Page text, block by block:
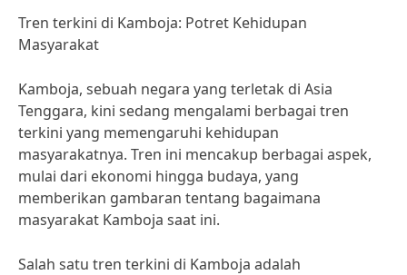
Tren terkini di Kamboja: Potret Kehidupan
Masyarakat
Kamboja, sebuah negara yang terletak di Asia
Tenggara, kini sedang mengalami berbagai tren
terkini yang memengaruhi kehidupan
masyarakatnya. Tren ini mencakup berbagai aspek,
mulai dari ekonomi hingga budaya, yang
memberikan gambaran tentang bagaimana
masyarakat Kamboja saat ini.
Salah satu tren terkini di Kamboja adalah